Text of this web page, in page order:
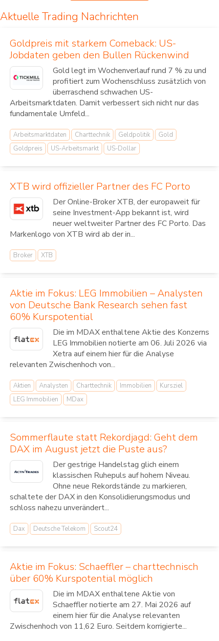
Aktuelle Trading Nachrichten
Goldpreis mit starkem Comeback: US-
Jobdaten geben den Bullen Rückenwind
Gold legt im Wochenverlauf rund 7 % zu und
profitiert zum Wochenschluss zusätzlich von
überraschend schwachen US-
Arbeitsmarktdaten. Damit verbessert sich nicht nur das
fundamentale Umfeld...
Arbeitsmarktdaten Charttechnik Geldpolitik
Gold
Goldpreis
US-Arbeitsmarkt US-Dollar
XTB wird offizieller Partner des FC Porto
Der Online-Broker XTB, der europaweit für
seine Investment-App bekannt ist, wird
neuer weltweiter Partner des FC Porto. Das
Markenlogo von XTB wird ab der in...
Broker XTB
Aktie im Fokus: LEG Immobilien – Analysten
von Deutsche Bank Research sehen fast
60% Kurspotential
Die im MDAX enthaltene Aktie des Konzerns
LEG Immobilien notierte am 06. Juli 2026 via
Xetra auf einem hier für die Analyse
relevanten Zwischenhoch von...
Aktien Analysten Charttechnik Immobilien
Kursziel
LEG Immobilien
MDax
Sommerflaute statt Rekordjagd: Geht dem
DAX im August jetzt die Puste aus?
Der gestrige Handelstag glich einem
klassischen Ruhepuls auf hohem Niveau.
Ohne neue Rekordstände zu markieren,
schaltete der DAX in den Konsolidierungsmodus und
schloss nahezu unverändert...
Dax Deutsche Telekom Scout24
Aktie im Fokus: Schaeffler – charttechnisch
über 60% Kurspotential möglich
Die im MDAX enthaltene Aktie von
Schaeffler notierte am 27. Mai 2026 auf
einem hier für die Analyse relevanten
Zwischenhoch von 11,62 Euro. Seitdem korrigierte...